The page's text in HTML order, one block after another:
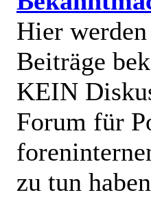
Hier
Beiträge
KEIN
Forum für
zu tun